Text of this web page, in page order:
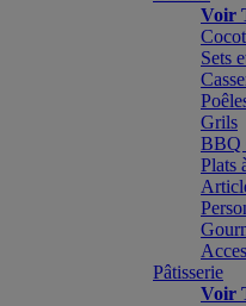
Voir
Sets
Grils
BBQ
Plats
Pâtisserie
Voir